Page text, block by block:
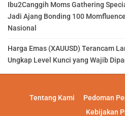
Ibu2Canggih Moms Gathering
Jadi Ajang Bonding 100
Nasional
Harga Emas (XAUUSD) Terancam
Ungkap Level Kunci yang Wajib
Tentang Kami
Pedoman
Kebijakan